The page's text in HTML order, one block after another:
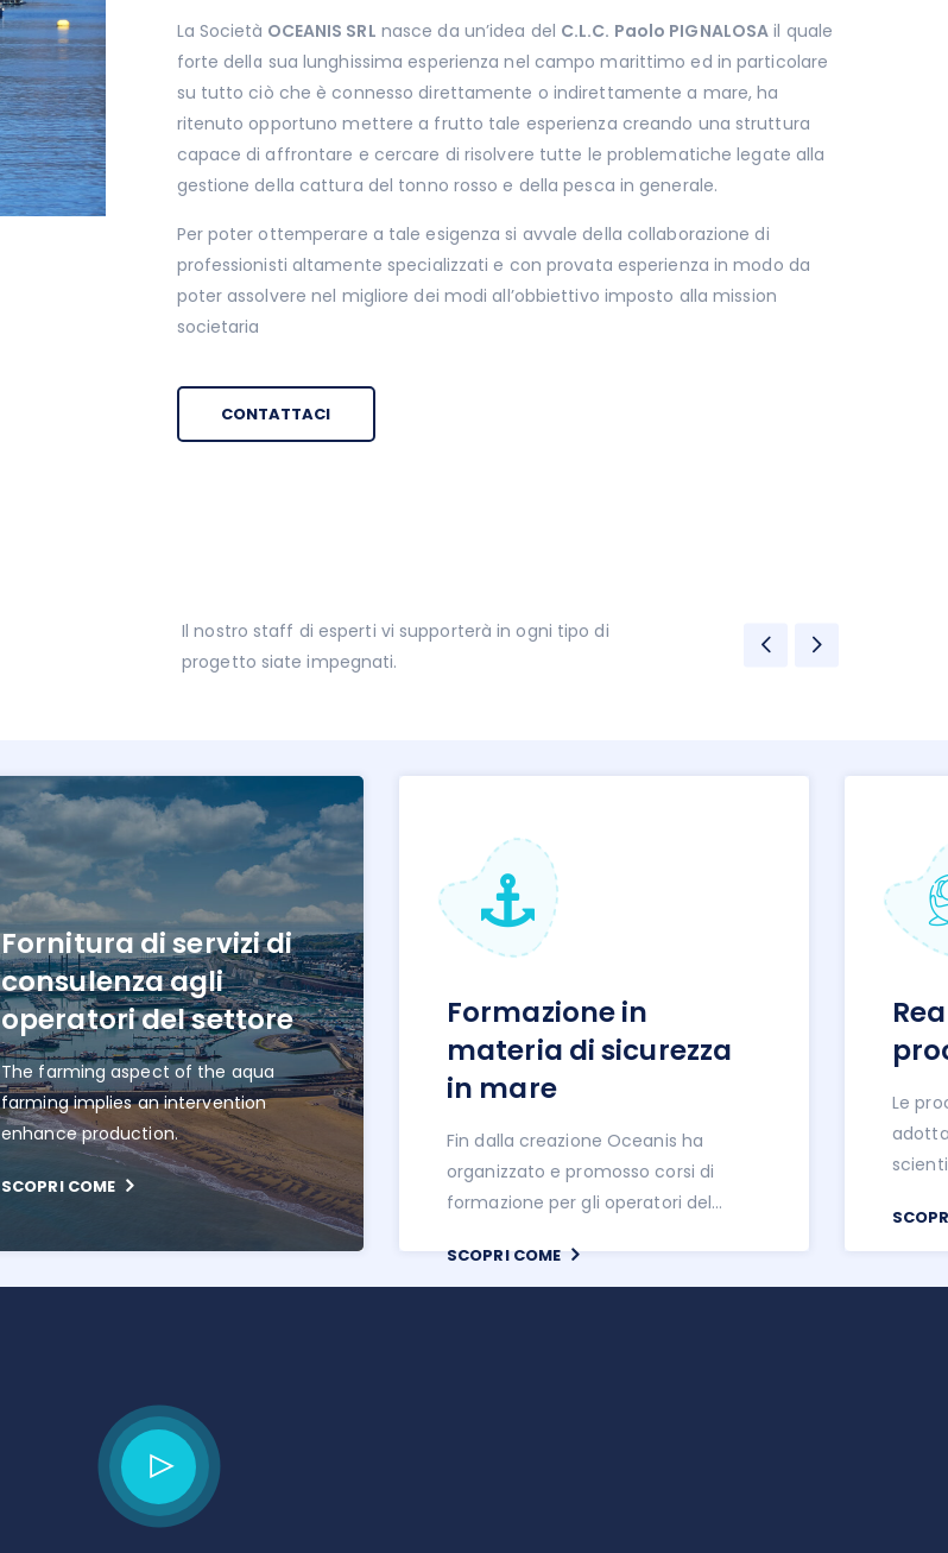
La Società OCEANIS SRL nasce da un’idea del C.L.C. Paolo PIGNALOSA il quale
forte della sua lunghissima esperienza nel campo marittimo ed in particolare
su tutto ciò che è connesso direttamente o indirettamente a mare, ha
ritenuto opportuno mettere a frutto tale esperienza creando una struttura
capace di affrontare e cercare di risolvere tutte le problematiche legate alla
gestione della cattura del tonno rosso e della pesca in generale.
Per poter ottemperare a tale esigenza si avvale della collaborazione di
professionisti altamente specializzati e con provata esperienza in modo da
poter assolvere nel migliore dei modi all’obbiettivo imposto alla mission
societaria
CONTATTACI
Il nostro staff di esperti vi supporterà in ogni tipo di
progetto siate impegnati.
Fornitura di servizi di
consulenza agli
operatori del settore
The farming aspect of the aqua
farming implies an intervention
enhance production.
SCOPRI COME
Formazione in
materia di sicurezza
in mare
Fin dalla creazione Oceanis ha
organizzato e promosso corsi di
formazione per gli operatori del
SCOPRI COME
Le